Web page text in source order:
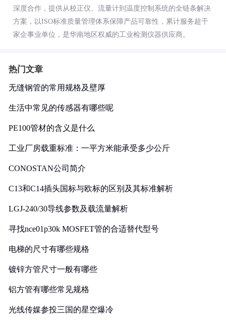
深度合作，提供从校正仪、流量计到温度控制系统的全链条解决
方案，以ISO标准质量管理体系保障产品可靠性，累计服务超千
家企事业单位，是华南地区权威的工业检测仪器供应商。
热门文章
无缝钢管的常用规格及壁厚
生活中常见的传感器有哪些呢
PE100管材的含义是什么
工业厂房载重标准：一平方米能承受多少公斤
CONOSTAN公司简介
C13和C14插头国标与欧标的区别及其标准解析
LGJ-240/30导线参数及载流量解析
寻找nce01p30k MOSFET管的合适替代型号
电梯的尺寸有哪些规格
镀锌方管尺寸一般有哪些
铝方管有哪些常见规格
光线传媒参投三国的星空爆冷